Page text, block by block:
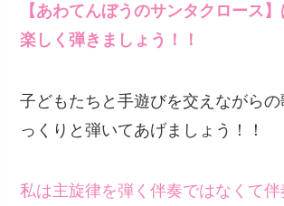
【あわてんぼうのサンタクロース
楽しく弾きましょう！！
子どもたちと手遊びを交えながら
っくりと弾いてあげましょう！！
私は主旋律を弾く伴奏ではなくて